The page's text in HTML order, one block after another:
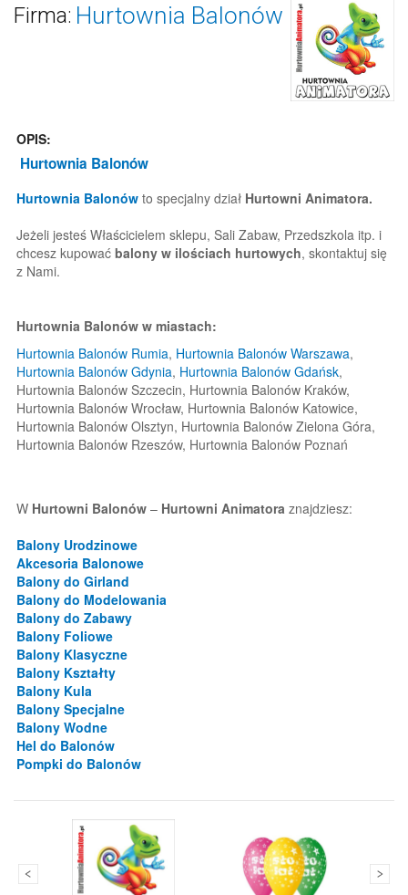
Firma: Hurtownia Balonów
OPIS:
Hurtownia Balonów
Hurtownia Balonów to specjalny dział Hurtowni Animatora.
Jeżeli jesteś Właścicielem sklepu, Sali Zabaw, Przedszkola itp. i
chcesz kupować balony w ilościach hurtowych, skontaktuj się
z Nami.
Hurtownia Balonów w miastach:
Hurtownia Balonów Rumia, Hurtownia Balonów Warszawa,
Hurtownia Balonów Gdynia, Hurtownia Balonów Gdańsk,
Hurtownia Balonów Szczecin, Hurtownia Balonów Kraków,
Hurtownia Balonów Wrocław, Hurtownia Balonów Katowice,
Hurtownia Balonów Olsztyn, Hurtownia Balonów Zielona Góra,
Hurtownia Balonów Rzeszów, Hurtownia Balonów Poznań
W Hurtowni Balonów – Hurtowni Animatora znajdziesz:
Balony Urodzinowe
Akcesoria Balonowe
Balony do Girland
Balony do Modelowania
Balony do Zabawy
Balony Foliowe
Balony Klasyczne
Balony Kształty
Balony Kula
Balony Specjalne
Balony Wodne
Hel do Balonów
Pompki do Balonów